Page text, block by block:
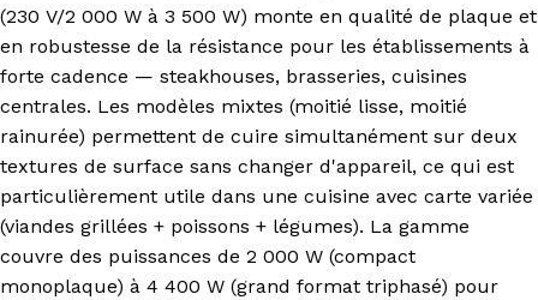
(230 V/2 000 W à 3 500 W) monte en qualité de plaque et
en robustesse de la résistance pour les établissements à
forte cadence — steakhouses, brasseries, cuisines
centrales. Les modèles mixtes (moitié lisse, moitié
rainurée) permettent de cuire simultanément sur deux
textures de surface sans changer d'appareil, ce qui est
particulièrement utile dans une cuisine avec carte variée
(viandes grillées + poissons + légumes). La gamme
couvre des puissances de 2 000 W (compact
monoplaque) à 4 400 W (grand format triphasé) pour